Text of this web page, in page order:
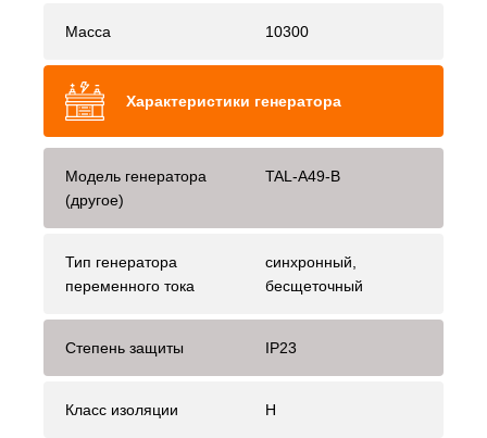
Масса 10300
Характеристики генератора
Модель генератора
(другое)
TAL-A49-B
Тип генератора
переменного тока
синхронный,
бесщеточный
Степень защиты IP23
Класс изоляции H